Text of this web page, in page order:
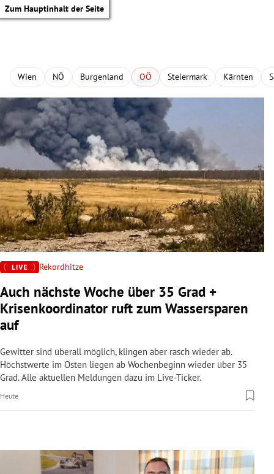
Zum Hauptinhalt der Seite
Untermenü
Untermenü
Untermenü
Untermenü
Untermenü
Wien NÖ Burgenland OÖ Steiermark Kärnten
Rekordhitze
Auch nächste Woche über 35 Grad +
Krisenkoordinator ruft zum Wassersparen
auf
Gewitter sind überall möglich, klingen aber rasch wieder ab.
Höchstwerte im Osten liegen ab Wochenbeginn wieder über 35
Grad. Alle aktuellen Meldungen dazu im Live-Ticker.
Heute